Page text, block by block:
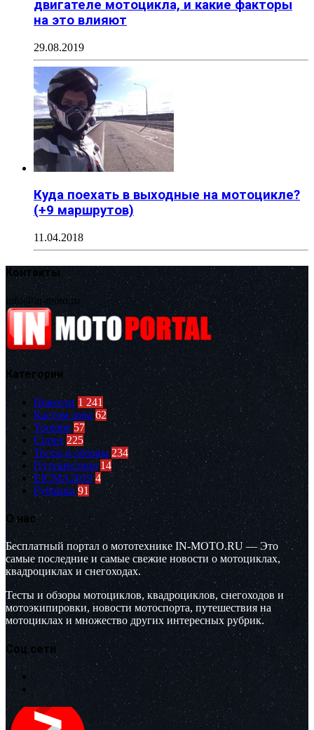
двигателе мотоцикла, и какие факторы
на это влияют
29.08.2019
Куда поехать в выходные на мотоцикле?
(+9 маршрутов)
11.04.2018
Контакты
info@in-moto.ru
Категории
Новости 1 241
Кастом зона 62
Youtube 57
Спорт 225
Тесты и обзоры 234
Путешествия 14
EICMA2019 4
Рубрики 91
О нас
Бесплатный портал о мототехнике IN-MOTO.RU — Это
самые последние и самые свежие новости о мотоциклах,
квадроциклах и снегоходах.
Тесты и обзоры мотоциклов, квадроциклов, снегоходов и
мотоэкипировки, новости мотоспорта, путешествия на
мотоциклах и множество других интересных рубрик.
Соц.сети